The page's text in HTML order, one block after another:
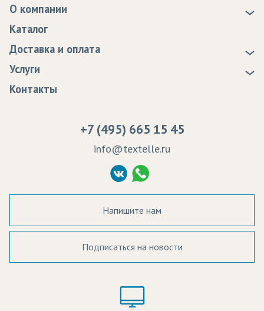
О компании
Статьи
Программа лояльности
Сертификаты качества
Судебные решения
Политика Конфиденциальности
Согласие на обработку ПД
Каталог
Доставка и оплата
Доставка
Оплата
Услуги
Образцы
Контакты
+7 (495) 665 15 45
info@textelle.ru
Напишите нам
Подписаться на новости